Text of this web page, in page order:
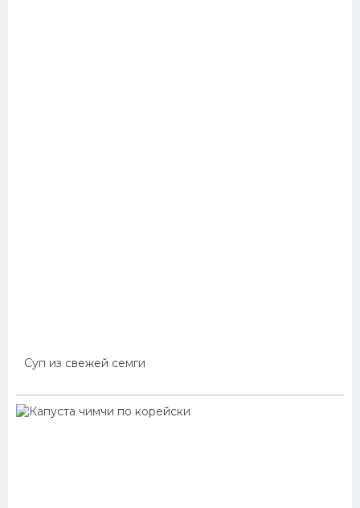
Суп из свежей семги